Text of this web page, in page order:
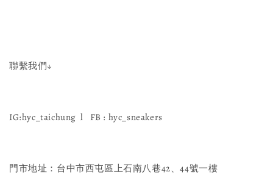
聯繫我們↓
IG:hyc_taichung l FB : hyc_sneakers
門市地址：台中市西屯區上石南八巷42、44號一樓